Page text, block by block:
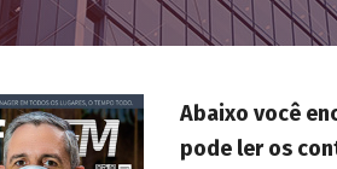
Abaixo você
pode ler os